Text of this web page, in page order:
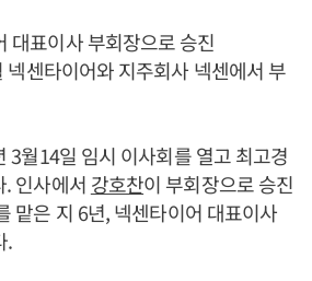
표이사 부회장으로 승진
넥센타이어와 지주회사 넥센에서 부
3월14일 임시 이사회를 열고 최고경
인사에서 강호찬이 부회장으로 승진
맡은 지 6년, 넥센타이어 대표이사
.